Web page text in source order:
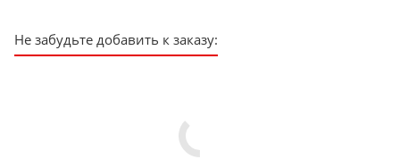
Не забудьте добавить к заказу: